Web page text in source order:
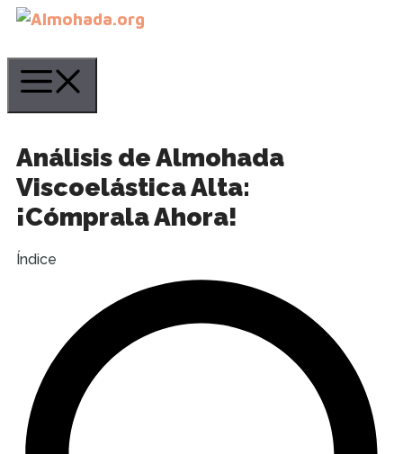
Saltar
contenido
Análisis de Almohada
Viscoelástica Alta:
¡Cómprala Ahora!
Índice